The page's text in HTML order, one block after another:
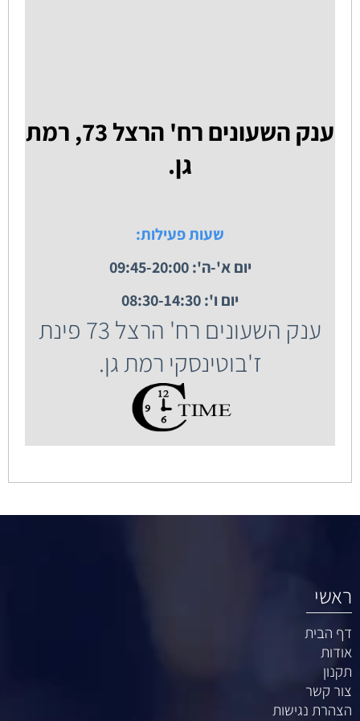
ענק השעונים רח' הרצל 73, רמת
גן.
שעות פעילות:
יום א'-ה': 09:45-20:00
יום ו': 08:30-14:30
ענק השעונים רח' הרצל 73 פינת
ז'בוטינסקי רמת גן.
ראשי
דף הבית
אודות
תקנון
צור קשר
הצהרת נגישות